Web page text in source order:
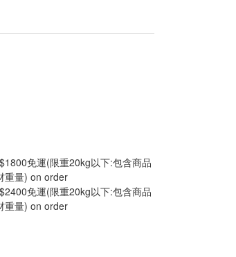
免運(限重20kg以下:包含商品
重量) on order
免運(限重20kg以下:包含商品
重量) on order